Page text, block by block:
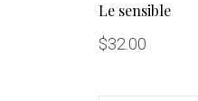
Le sensible
$32.00